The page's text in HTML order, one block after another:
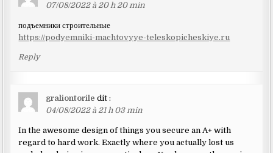
07/08/2022 à 20 h 20 min
подъемники строительные
https://podyemniki-machtovyye-teleskopicheskiye.ru
Reply
graliontorile dit :
04/08/2022 à 21 h 03 min
In the awesome design of things you secure an A+ with
regard to hard work. Exactly where you actually lost us